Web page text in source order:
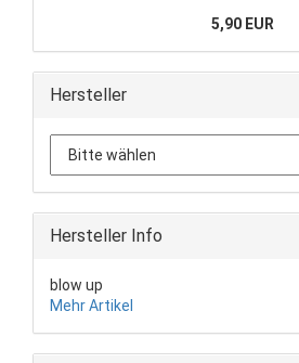
5,90 EUR
Hersteller
Hersteller Info
blow up
Mehr Artikel